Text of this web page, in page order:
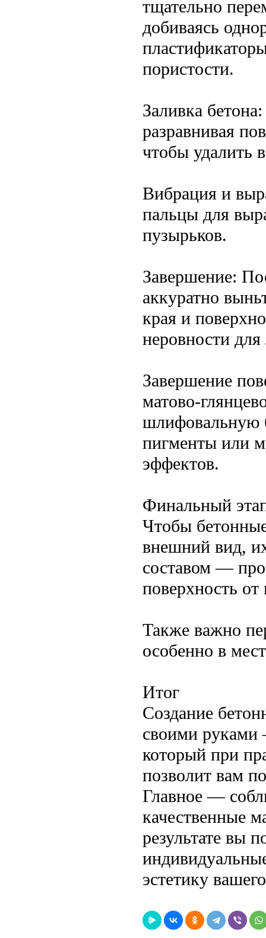
тщательно
добиваясь
пористости.
Заливка
разравнивая
чтобы удалить
Вибрация и
пальцы для
пузырьков.
Завершение:
аккуратно
края и
неровности
Завершение
матово-
шлифовальную
пигменты или
эффектов.
Финальный
Чтобы
внешний вид,
составом —
поверхность от
Также важно
особенно в
Итог
Создание
своими руками
который при
позволит вам
Главное —
качественные
результате вы
эстетику